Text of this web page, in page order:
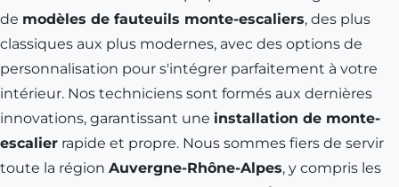
de modèles de fauteuils monte-escaliers, des plus
classiques aux plus modernes, avec des options de
personnalisation pour s'intégrer parfaitement à votre
intérieur. Nos techniciens sont formés aux dernières
innovations, garantissant une installation de monte-
escalier rapide et propre. Nous sommes fiers de servir
toute la région Auvergne-Rhône-Alpes, y compris les